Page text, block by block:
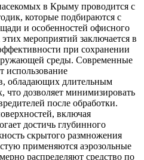
в Крыму проводится с
которые подбираются с
и особенностей офисного
мероприятий заключается в
при сохранении
среды. Современные
использование
обладающих длительным
что дозволяет минимизировать
после обработки.
включая
достичь глубинного
скрытого размножения
применяются аэрозольные
распределяют средство по